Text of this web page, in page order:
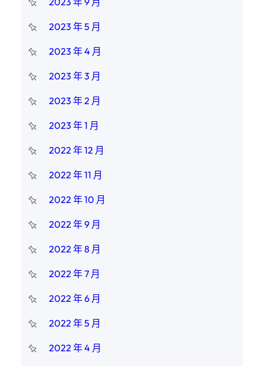
2023 年 5 月
2023 年 4 月
2023 年 3 月
2023 年 2 月
2023 年 1 月
2022 年 12 月
2022 年 11 月
2022 年 10 月
2022 年 9 月
2022 年 8 月
2022 年 7 月
2022 年 6 月
2022 年 5 月
2022 年 4 月